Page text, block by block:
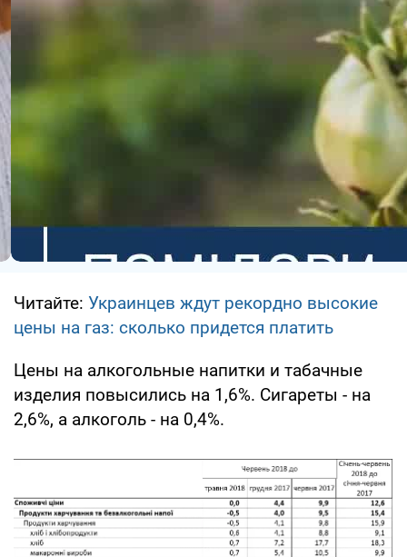
Читайте: Украинцев ждут рекордно высокие
цены на газ: сколько придется платить
Цены на алкогольные напитки и табачные
изделия повысились на 1,6%. Сигареты - на
2,6%, а алкоголь - на 0,4%.